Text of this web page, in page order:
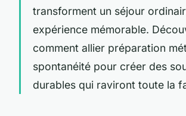
transforment un séjour
expérience mémorable.
comment allier préparation
spontanéité pour créer des
durables qui raviront toute la